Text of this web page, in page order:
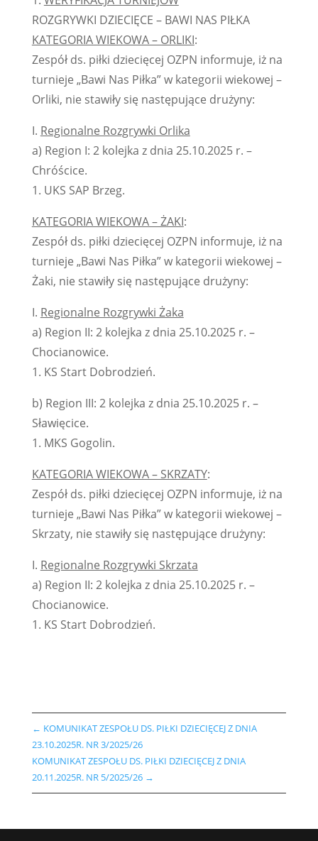
ROZGRYWKI DZIECIĘCE – BAWI NAS PIŁKA
KATEGORIA WIEKOWA – ORLIKI:
Zespół ds. piłki dziecięcej OZPN informuje, iż na
turnieje „Bawi Nas Piłka” w kategorii wiekowej –
Orliki, nie stawiły się następujące drużyny:
I. Regionalne Rozgrywki Orlika
a) Region I: 2 kolejka z dnia 25.10.2025 r. –
Chróścice.
1. UKS SAP Brzeg.
KATEGORIA WIEKOWA – ŻAKI:
Zespół ds. piłki dziecięcej OZPN informuje, iż na
turnieje „Bawi Nas Piłka” w kategorii wiekowej –
Żaki, nie stawiły się następujące drużyny:
I. Regionalne Rozgrywki Żaka
a) Region II: 2 kolejka z dnia 25.10.2025 r. –
Chocianowice.
1. KS Start Dobrodzień.
b) Region III: 2 kolejka z dnia 25.10.2025 r. –
Sławięcice.
1. MKS Gogolin.
KATEGORIA WIEKOWA – SKRZATY:
Zespół ds. piłki dziecięcej OZPN informuje, iż na
turnieje „Bawi Nas Piłka” w kategorii wiekowej –
Skrzaty, nie stawiły się następujące drużyny:
I. Regionalne Rozgrywki Skrzata
a) Region II: 2 kolejka z dnia 25.10.2025 r. –
Chocianowice.
1. KS Start Dobrodzień.
← KOMUNIKAT ZESPOŁU DS. PIŁKI DZIECIĘCEJ Z DNIA
23.10.2025R. NR 3/2025/26
KOMUNIKAT ZESPOŁU DS. PIŁKI DZIECIĘCEJ Z DNIA
20.11.2025R. NR 5/2025/26→